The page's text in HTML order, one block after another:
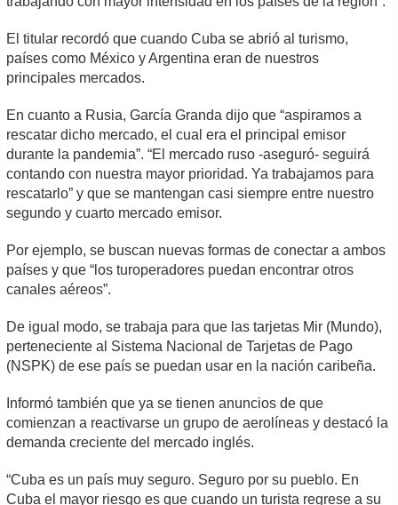
El titular recordó que cuando Cuba se abrió al turismo,
países como México y Argentina eran de nuestros
principales mercados.
En cuanto a Rusia, García Granda dijo que “aspiramos a
rescatar dicho mercado, el cual era el principal emisor
durante la pandemia”. “El mercado ruso -aseguró- seguirá
contando con nuestra mayor prioridad. Ya trabajamos para
rescatarlo” y que se mantengan casi siempre entre nuestro
segundo y cuarto mercado emisor.
Por ejemplo, se buscan nuevas formas de conectar a ambos
países y que “los turoperadores puedan encontrar otros
canales aéreos”.
De igual modo, se trabaja para que las tarjetas Mir (Mundo),
perteneciente al Sistema Nacional de Tarjetas de Pago
(NSPK) de ese país se puedan usar en la nación caribeña.
Informó también que ya se tienen anuncios de que
comienzan a reactivarse un grupo de aerolíneas y destacó la
demanda creciente del mercado inglés.
“Cuba es un país muy seguro. Seguro por su pueblo. En
Cuba el mayor riesgo es que cuando un turista regrese a su